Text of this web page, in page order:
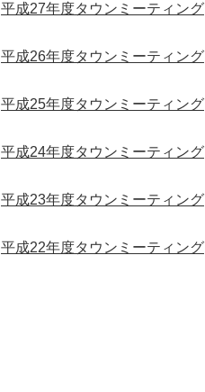
平成27年度タウンミーティング
平成26年度タウンミーティング
平成25年度タウンミーティング
平成24年度タウンミーティング
平成23年度タウンミーティング
平成22年度タウンミーティング